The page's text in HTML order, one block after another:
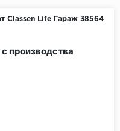
Classen Life Гараж 38564
производства